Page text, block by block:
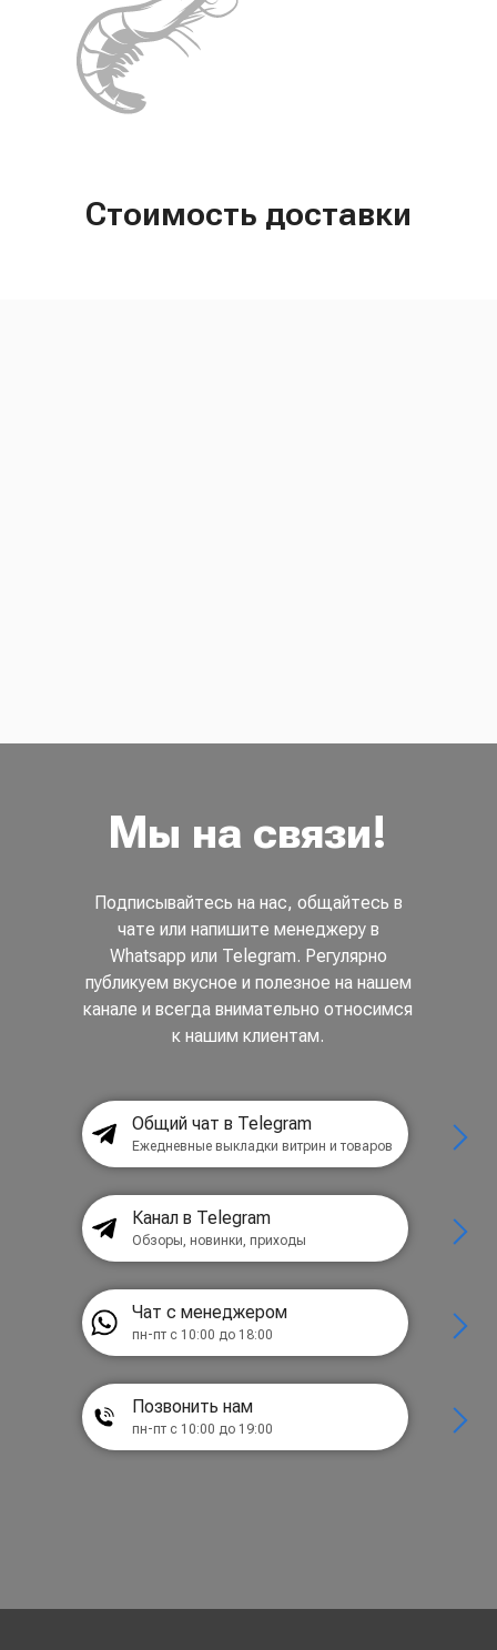
Стоимость доставки
Мы на связи!
Подписывайтесь на нас, общайтесь в
чате или напишите менеджеру в
Whatsapp или Telegram. Регулярно
публикуем вкусное и полезное на нашем
канале и всегда внимательно относимся
к нашим клиентам.
Общий чат в Telegram
Ежедневные выкладки витрин и товаров
Канал в Telegram
Обзоры, новинки, приходы
Чат с менеджером
пн-пт с 10:00 до 18:00
Позвонить нам
пн-пт с 10:00 до 19:00